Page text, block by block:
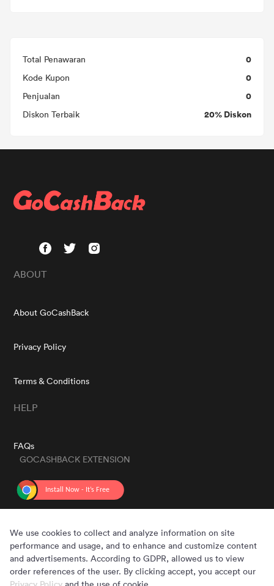
Total Penawaran 0
Kode Kupon 0
Penjualan 0
Diskon Terbaik 20% Diskon
ABOUT
About GoCashBack
Privacy Policy
Terms & Conditions
HELP
FAQs
GOCASHBACK EXTENSION
We use cookies to collect and analyze information on site
performance and usage, and to enhance and customize content
and advertisements. According to GDPR, allowed us to view
order references of the user. By clicking accept, you accept our